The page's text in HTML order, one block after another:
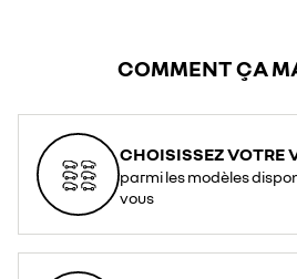
COMMENT ÇA
CHOISISSEZ VOTRE
parmi les modèles
vous